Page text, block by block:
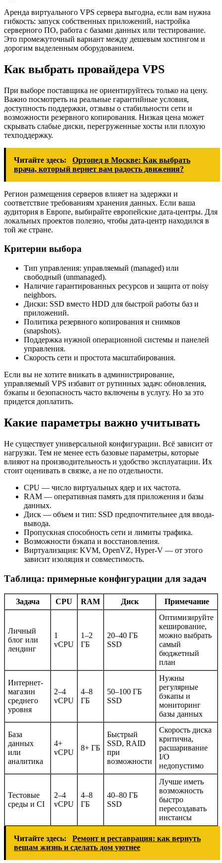
Аренда виртуального VPS сервера выгодна, если вам нужна
гибкость: запуск собственных приложений, настройка
серверного ПО, работа с базами данных или тестирование.
Это промежуточный вариант между дешевым хостингом и
дорогим выделенным оборудованием.
Как выбрать провайдера VPS
При выборе поставщика не ориентируйтесь только на цену.
Важно посмотреть на реальные гарантийные условия,
доступность поддержки, отзывы о стабильности сети и
возможности резервного копирования. Низкая цена может
скрывать слабые диски, перегруженные хосты или плохую
техподдержку.
Читайте здесь:
Ортопед в Москве: Как выбрать
врача, который вернет вам радость движения?
Регион размещения серверов влияет на задержки и
соответствие требованиям хранения данных. Если ваша
аудитория в Европе, выбирайте европейские дата-центры. Для
локальных проектов полезно, чтобы дата-центр находился в
той же стране.
Критерии выбора
Тип управления: управляемый (managed) или
свободный (unmanaged).
Наличие гарантированных ресурсов и защита от noisy
neighbors.
Диски: SSD вместо HDD для быстрой работы баз и
приложений.
Политика резервного копирования и снимков
(snapshots).
Поддержка нужной операционной системы и панелей
управления.
Скорость сети и простота масштабирования.
Если вы не хотите вникать в администрирование,
управляемый VPS избавит от рутинных задач: обновления,
бэкапы и безопасность часто включены в услугу. Но за это
придется доплатить.
Какие параметры важно учитывать
Не существует универсальной конфигурации. Всё зависит от
нагрузки. Тем не менее есть базовые параметры, которые
влияют на производительность и удобство эксплуатации. Их
стоит оценивать в связке, а не по отдельности.
CPU — число виртуальных ядер и их частота.
RAM — оперативная память для приложения и базы
данных.
Диск — объем и тип: SSD предпочтительнее для ввода-
вывода.
Пропускная способность сети и лимиты трафика.
Возможности бэкапа и восстановления.
Виртуализация: KVM, OpenVZ, Hyper-V — от этого
зависит изоляция и совместимость.
Таблица: примерные конфигурации для задач
Задача CPU RAM Диск Примечание
Личный
блог или
лендинг
1
vCPU
1–2
ГБ
20–40 ГБ
SSD
Оптимизируйте
кеширование,
можно выбрать
самый
бюджетный
план
Интернет-
магазин
среднего
уровня
2–4
vCPU
4–8
ГБ
50–100 ГБ
SSD
Нужны
регулярные
бэкапы и
мониторинг
базы данных
База
данных
или
аналитика
4+
vCPU
8+ ГБ
Быстрый
SSD, RAID
при
возможности
Скорость диска
критична,
расшаривание
I/O
недопустимо
Тестовые
среды и CI
2–4
vCPU
4–8
ГБ
40–80 ГБ
SSD
Лучше иметь
возможность
быстро
пересоздавать
инстансы
Читайте здесь:
Ремонт и реставрация: как вернуть
вещам жизнь и сделать дом уютнее